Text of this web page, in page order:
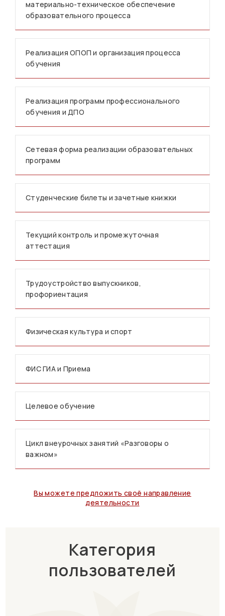
материально-техническое обеспечение
образовательного процесса
Реализация ОПОП и организация процесса
обучения
Реализация программ профессионального
обучения и ДПО
Сетевая форма реализации образовательных
программ
Студенческие билеты и зачетные книжки
Текущий контроль и промежуточная
аттестация
Трудоустройство выпускников,
профориентация
Физическая культура и спорт
ФИС ГИА и Приема
Целевое обучение
Цикл внеурочных занятий «Разговоры о
важном»
Вы можете предложить своё направление
деятельности
Категория
пользователей